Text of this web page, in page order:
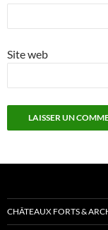
Site web
CHÂTEAUX FORTS &